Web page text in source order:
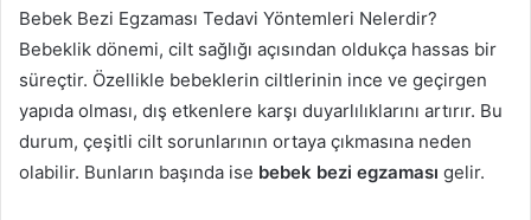
Bebek Bezi Egzaması Tedavi Yöntemleri Nelerdir?
Bebeklik dönemi, cilt sağlığı açısından oldukça hassas bir
süreçtir. Özellikle bebeklerin ciltlerinin ince ve geçirgen
yapıda olması, dış etkenlere karşı duyarlılıklarını artırır. Bu
durum, çeşitli cilt sorunlarının ortaya çıkmasına neden
olabilir. Bunların başında ise bebek bezi egzaması gelir.